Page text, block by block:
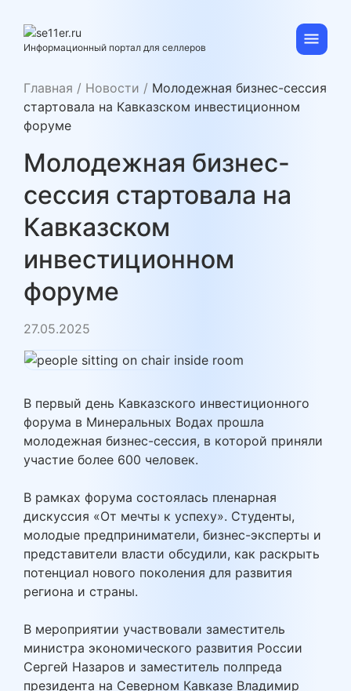
contentse11er.ru
Информационный портал для селлеров
Главная / Новости / Молодежная бизнес-сессия
стартовала на Кавказском инвестиционном
форуме
Молодежная бизнес-
сессия стартовала на
Кавказском
инвестиционном
форуме
27.05.2025
В первый день Кавказского инвестиционного
форума в Минеральных Водах прошла
молодежная бизнес-сессия, в которой приняли
участие более 600 человек.
В рамках форума состоялась пленарная
дискуссия «От мечты к успеху». Студенты,
молодые предприниматели, бизнес-эксперты и
представители власти обсудили, как раскрыть
потенциал нового поколения для развития
региона и страны.
В мероприятии участвовали заместитель
министра экономического развития России
Сергей Назаров и заместитель полпреда
президента на Северном Кавказе Владимир